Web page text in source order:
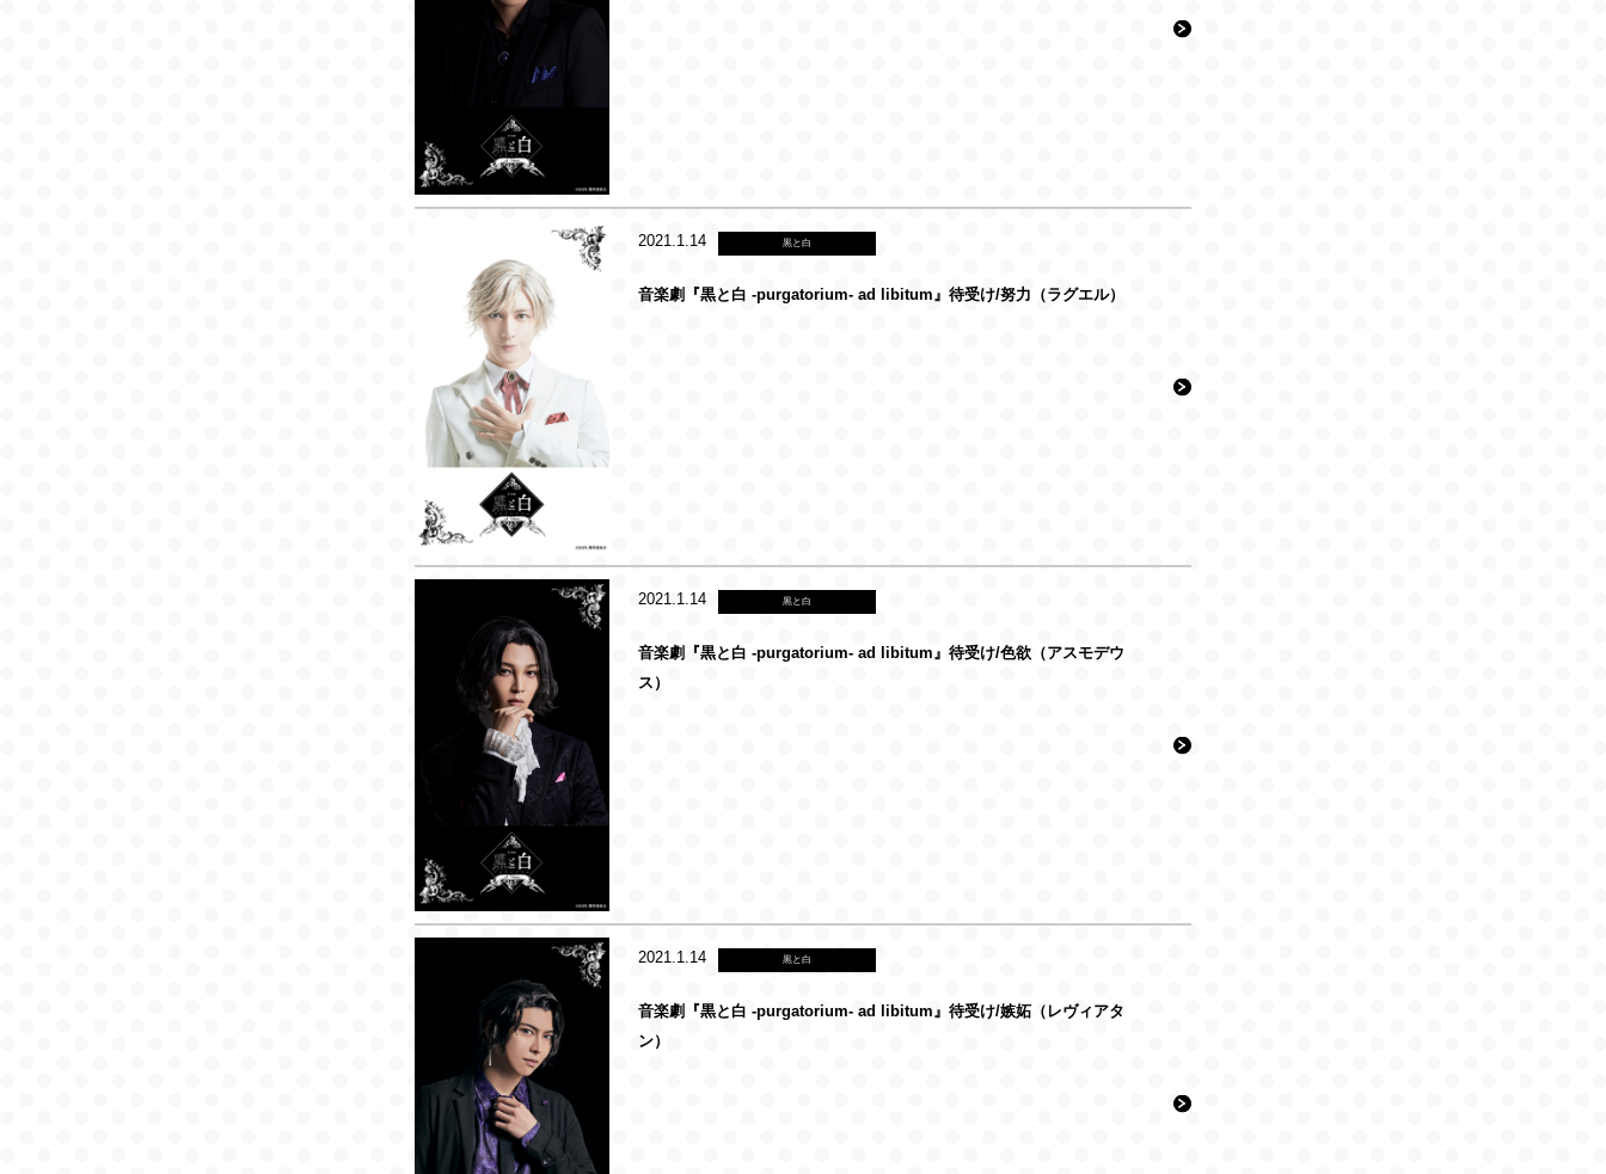
2021.1.14 黒と白
音楽劇『黒と白 -purgatorium- ad libitum』待受け/努力（ラグエル）
2021.1.14 黒と白
音楽劇『黒と白 -purgatorium- ad libitum』待受け/色欲（アスモデウ
ス）
2021.1.14 黒と白
音楽劇『黒と白 -purgatorium- ad libitum』待受け/嫉妬（レヴィアタ
ン）